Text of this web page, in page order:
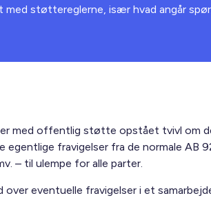
støttereglerne, især hvad angår
med offentlig støtte opstået tvivl om
fravigelser fra de normale AB
– til ulempe for alle parter.
eventuelle fravigelser i et